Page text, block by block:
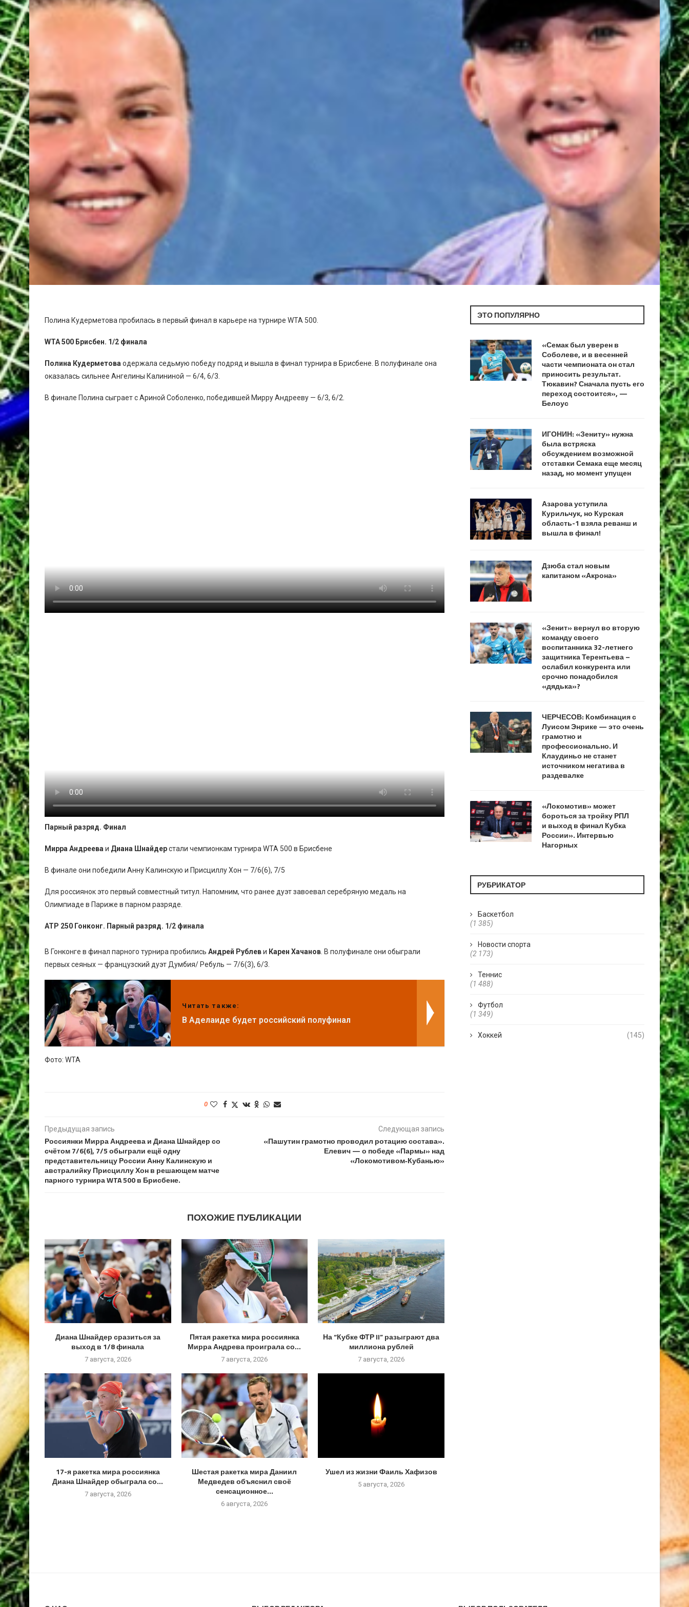
Полина Кудерметова пробилась в первый финал в карьере на турнире WTA 500.
WTA 500 Брисбен. 1/2 финала
Полина Кудерметова одержала седьмую победу подряд и вышла в финал турнира в Брисбене. В полуфинале она
оказалась сильнее Ангелины Калининой — 6/4, 6/3.
В финале Полина сыграет с Ариной Соболенко, победившей Мирру Андрееву — 6/3, 6/2.
Парный разряд. Финал
Мирра Андреева и Диана Шнайдерстали чемпионкам турнира WTA 500 в Брисбене
В финале они победили Анну Калинскую и Присциллу Хон — 7/6(6), 7/5
Для россиянок это первый совместный титул. Напомним, что ранее дуэт завоевал серебряную медаль на
Олимпиаде в Париже в парном разряде.
ATP 250 Гонконг. Парный разряд. 1/2 финала
В Гонконге в финал парного турнира пробились Андрей Рублеви Карен Хачанов . В полуфинале они обыграли
первых сеяных — французский дуэт Думбия/ Ребуль — 7/6(3), 6/3.
Читать также:
В Аделаиде будет российский полуфинал
Фото: WTA
0
Предыдущая запись
Россиянки Мирра Андреева и Диана Шнайдер со
счётом 7/6(6), 7/5 обыграли ещё одну
представительницу России Анну Калинскую и
австралийку Присциллу Хон в решающем матче
парного турнира WTA 500 в Брисбене.
Следующая запись
«Пашутин грамотно проводил ротацию состава».
Елевич — о победе «Пармы» над
«Локомотивом‑Кубанью»
ПОХОЖИЕ ПУБЛИКАЦИИ
Диана Шнайдер сразиться за
выход в 1/8 финала
7 августа, 2026
Пятая ракетка мира россиянка
Мирра Андрева проиграла со...
7 августа, 2026
На “Кубке ФТР II” разыграют два
миллиона рублей
7 августа, 2026
17-я ракетка мира россиянка
Диана Шнайдер обыграла со...
7 августа, 2026
Шестая ракетка мира Даниил
Медведев объяснил своё
сенсационное...
6 августа, 2026
Ушел из жизни Фаиль Хафизов
5 августа, 2026
ЭТО ПОПУЛЯРНО
«Семак был уверен в
Соболеве, и в весенней
части чемпионата он стал
приносить результат.
Тюкавин? Сначала пусть его
переход состоится», —
Белоус
ИГОНИН: «Зениту» нужна
была встряска
обсуждением возможной
отставки Семака еще месяц
назад, но момент упущен
Азарова уступила
Курильчук, но Курская
область-1 взяла реванш и
вышла в финал!
Дзюба стал новым
капитаном «Акрона»
«Зенит» вернул во вторую
команду своего
воспитанника 32-летнего
защитника Терентьева –
ослабил конкурента или
срочно понадобился
«дядька»?
ЧЕРЧЕСОВ: Комбинация с
Луисом Энрике — это очень
грамотно и
профессионально. И
Клаудиньо не станет
источником негатива в
раздевалке
«Локомотив» может
бороться за тройку РПЛ
и выход в финал Кубка
России». Интервью
Нагорных
РУБРИКАТОР
Баскетбол
(1 385)
Новости спорта
(2 173)
Теннис
(1 488)
Футбол
(1 349)
Хоккей (145)